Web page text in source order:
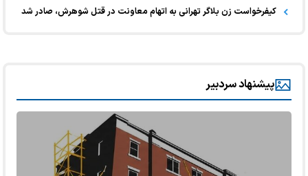
کیفرخواست زن بلاگر تهرانی به اتهام معاونت در قتل شوهرش، صادر شد
پیشنهاد سردبیر